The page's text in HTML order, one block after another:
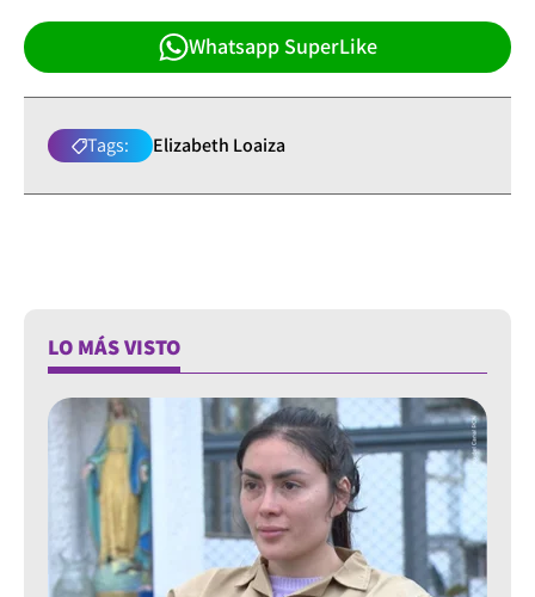
Whatsapp SuperLike
Tags: Elizabeth Loaiza
LO MÁS VISTO